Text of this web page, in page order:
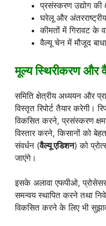
प्रसंस्करण उद्योग की
घरेलू और
कीमतों में गिरावट के
वैल्यू चेन में मौजूद
मूल्य स्थिरीकरण और
समिति क्षेत्रीय अध्ययन और
विस्तृत रिपोर्ट तैयार करेगी।
विकसित करने, प्रसंस्करण
विस्तार करने, किसानों को
संवर्धन (वैल्यू एडिशन) को
जाएंगे।
इसके अलावा एफपीओ,
समन्वय स्थापित करने तथा
विकसित करने के लिए भी